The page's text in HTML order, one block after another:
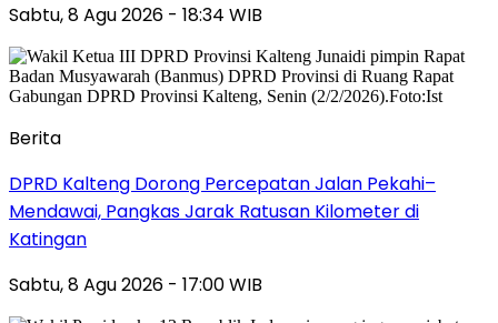
Sabtu, 8 Agu 2026 - 18:34 WIB
Berita
DPRD Kalteng Dorong Percepatan Jalan Pekahi–
Mendawai, Pangkas Jarak Ratusan Kilometer di
Katingan
Sabtu, 8 Agu 2026 - 17:00 WIB